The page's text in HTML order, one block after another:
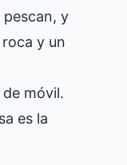
y
y un
móvil.
es la